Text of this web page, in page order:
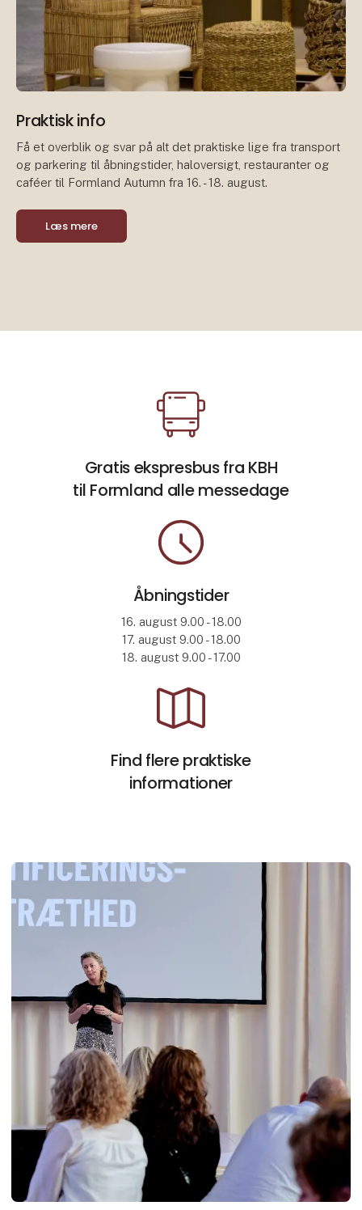
Praktisk info
Få et overblik og svar på alt det praktiske lige fra transport
og parkering til åbningstider, haloversigt, restauranter og
caféer til Formland Autumn fra 16. - 18. august.
Læs mere
Gratis ekspresbus fra KBH
til Formland alle messedage
Åbningstider
16. august 9.00 - 18.00
17. august 9.00 - 18.00
18. august 9.00 - 17.00
Find flere praktiske
informationer